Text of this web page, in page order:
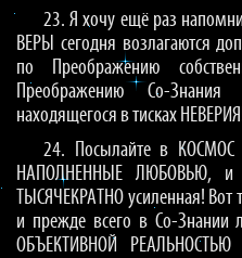
23. Я хочу ещё раз
ВЕРЫ сегодня возлагаются
по Преображению
Преображению Со-
находящегося в тисках
24. Посылайте в
НАПОЛНЕННЫЕ ЛЮБОВЬЮ, и
ТЫСЯЧЕКРАТНО усиленная! Вот
и прежде всего в Со-Знании
ОБЪЕКТИВНОЙ